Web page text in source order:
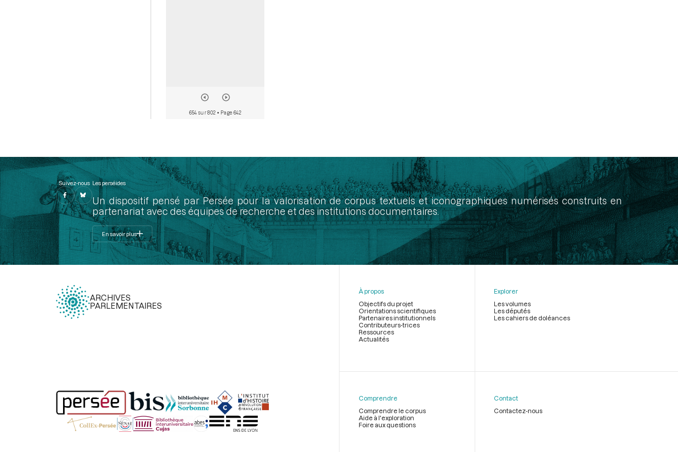
654 sur 802 • Page 642
Suivez-nous Les perséides
Un dispositif pensé par Persée pour la valorisation de corpus textuels et iconographiques numérisés construits en
partenariat avec des équipes de recherche et des institutions documentaires.
En savoir plus
ARCHIVES
PARLEMENTAIRES
page
À propos
Objectifs du projet
Orientations scientifiques
Partenaires institutionnels
Contributeurs-trices
Ressources
Actualités
Explorer
Les volumes
Les députés
Les cahiers de doléances
Comprendre
Comprendre le corpus
Aide à l'exploration
Foire aux questions
Contact
Contactez-nous